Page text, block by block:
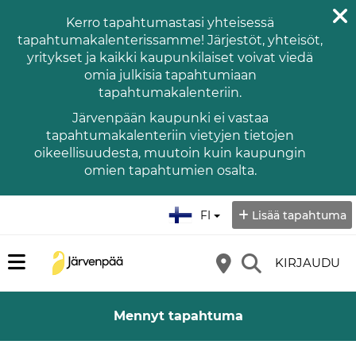
Kerro tapahtumastasi yhteisessä
tapahtumakalenterissamme! Järjestöt, yhteisöt,
yritykset ja kaikki kaupunkilaiset voivat viedä
omia julkisia tapahtumiaan
tapahtumakalenteriin.
Järvenpään kaupunki ei vastaa
tapahtumakalenteriin vietyjen tietojen
oikeellisuudesta, muutoin kuin kaupungin
omien tapahtumien osalta.
FI Lisää tapahtuma
KIRJAUDU
Mennyt tapahtuma